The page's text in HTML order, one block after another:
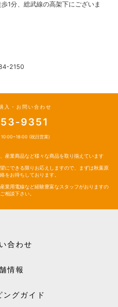
1分、総武線の高架下にございま
2150
入・お問い合わせ
9351
10:00~18:00 (祝日営業)
産業商品など様々な商品を取り揃えています
にできる限りお応えしますので、まずは秋葉原
をお待ちしております。
業用電線など経験豊富なスタッフがおりますの
相談下さい。
合わせ
情報
ングガイド